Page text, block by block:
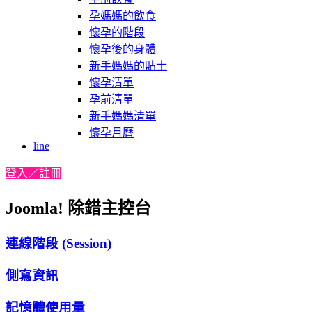
孕媽媽的飲食
懷孕的階段
懷孕後的身體
新手媽媽的貼士
懷孕清單
孕前清單
新手媽媽清單
懷孕月曆
line
登入／註冊
Joomla! 除錯主控台
連線階段 (Session)
側寫資訊
記憶體使用量